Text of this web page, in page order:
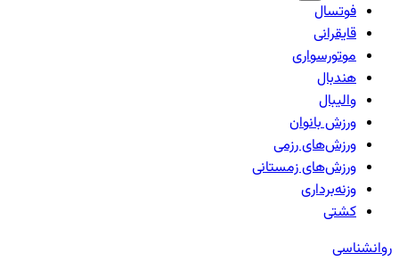
فوتسال
قایقرانی
موتورسواری
هندبال
والیبال
ورزش بانوان
ورزش‌های رزمی
ورزش‌های زمستانی
وزنه‌برداری
کشتی
روانشناسی